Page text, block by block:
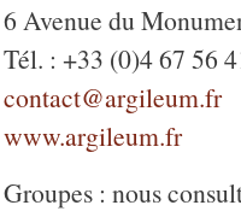
6 Avenue du
Tél. : +33 (0)4 67 56
contact@argileum.fr
www.argileum.fr
Groupes : nous